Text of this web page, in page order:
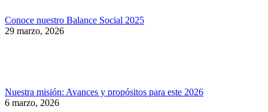
Conoce nuestro Balance Social 2025
29 marzo, 2026
Nuestra misión: Avances y propósitos para este 2026
6 marzo, 2026